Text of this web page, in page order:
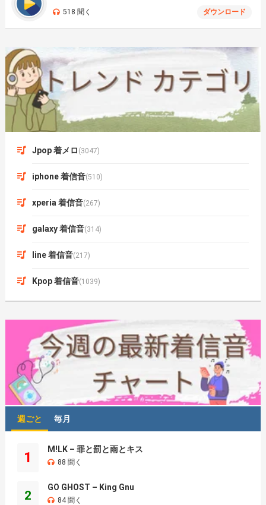
518 聞く ダウンロード
Jpop 着メロ (3047)
iphone 着信音(510)
xperia 着信音(267)
galaxy 着信音(314)
line 着信音(217)
Kpop 着信音(1039)
週ごと 毎月
1
M!LK – 罪と罰と雨とキス
88 聞く
2
GO GHOST – King Gnu
84 聞く